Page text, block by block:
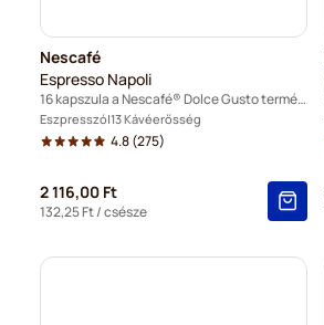
Nescafé
Espresso Napoli
16 kapszula a Nescafé® Dolce Gusto termékhez
Eszpresszó 13 Kávéerősség
4.8(275)
2 116,00 Ft
132,25 Ft/ csésze